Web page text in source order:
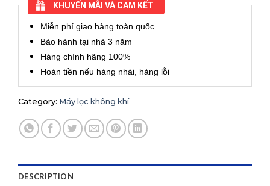
KHUYẾN MÃI VÀ CAM KẾT
Miễn phí giao hàng toàn quốc
Bảo hành tại nhà 3 năm
Hàng chính hãng 100%
Hoàn tiền nếu hàng nhái, hàng lỗi
Category: Máy lọc không khí
DESCRIPTION